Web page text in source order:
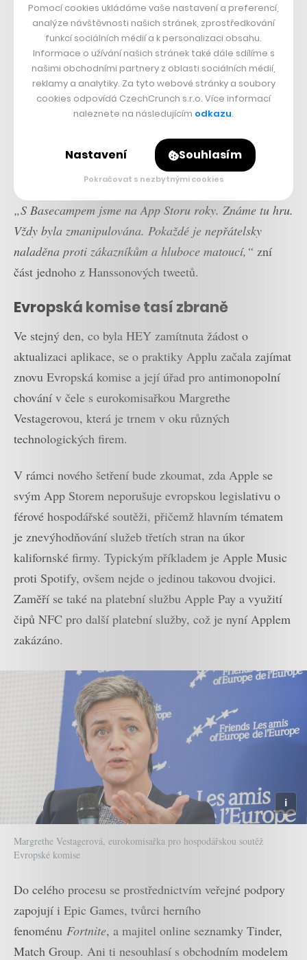
Wow. I’m literally stunned. Apple just doubled
down on their rejection of HEY’s ability to
provide bug fixes and new features, unless we
submit to their outrageous demand of 15-30% of
our revenue. Even worse: We’re told that unless
— DHH (@dhh)June 16, 2020
„S Basecampem jsme na App Storu roky. Známe tu hru.
Vždy byla zmanipulována. Pokaždé je nepřátelsky
naladěna proti zákazníkům a hluboce matoucí,“ zní
část jednoho z Hanssonových tweetů.
Evropská komise tasí zbraně
Ve stejný den, co byla HEY zamítnuta žádost o
aktualizaci aplikace, se o praktiky Applu začala zajímat
znovu Evropská komise a její úřad pro antimonopolní
chování v čele s eurokomisařkou Margrethe
Vestagerovou, která je trnem v oku různých
technologických firem.
V rámci nového šetření bude zkoumat, zda Apple se
svým App Storem neporušuje evropskou legislativu o
férové hospodářské soutěži, přičemž hlavním tématem
je znevýhodňování služeb třetích stran na úkor
kalifornské firmy. Typickým příkladem je Apple Music
proti Spotify, ovšem nejde o jedinou takovou dvojici.
Zaměří se také na platební službu Apple Pay a využití
čipů NFC pro další platební služby, což je nyní Applem
zakázáno.
Margrethe Vestagerová, eurokomisařka pro hospodářskou soutěž
Evropské komise
Do celého procesu se prostřednictvím veřejné podpory
zapojují i Epic Games, tvůrci herního
fenoménu Fortnite, a majitel online seznamky Tinder,
Match Group. Ani ti nesouhlasí s obchodním modelem
Pomocí cookies ukládáme vaše nastavení a preferencí,
analýze návštěvnosti našich stránek, zprostředkování
funkcí sociálních médií a k personalizaci obsahu.
Informace o užívání našich stránek také dále sdílíme s
našimi obchodními partnery z oblasti sociálních médií,
reklamy a analytiky. Za tyto webové stránky a soubory
cookies odpovídá CzechCrunch s.r.o. Více informací
naleznete na následujícím odkazu.
Nastavení Souhlasím
Pokračovat s nezbytnými cookies